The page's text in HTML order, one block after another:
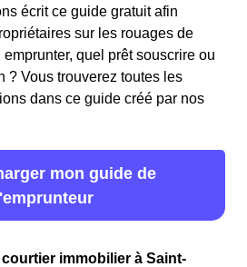
écrit ce guide gratuit afin
sur les rouages de
quel prêt souscrire ou
? Vous trouverez toutes les
dans ce guide créé par nos
mon guide de
immobilier à Saint-